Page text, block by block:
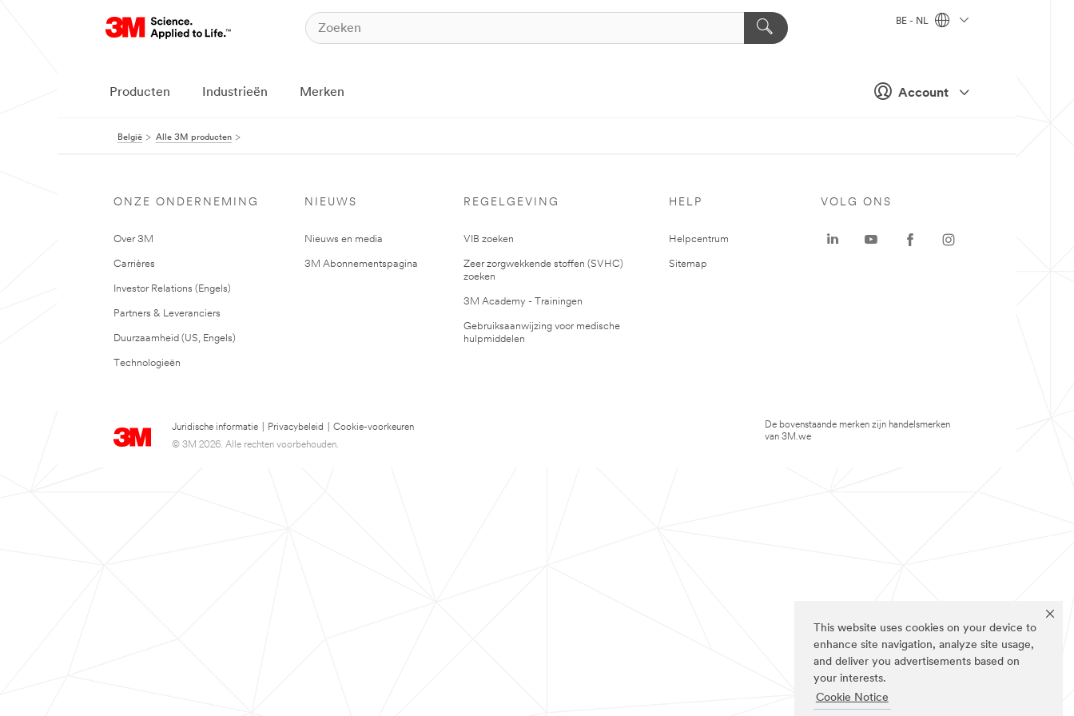
This website uses cookies on your device to
enhance site navigation, analyze site usage,
and deliver you advertisements based on
your interests.
Cookie Notice
Account
BE - NL
Producten Industrieën Merken
België Alle 3M producten
ONZE ONDERNEMING
Over 3M
Carrières
Investor Relations (Engels)
Partners & Leveranciers
Duurzaamheid (US, Engels)
Technologieën
NIEUWS
Nieuws en media
3M Abonnementspagina
REGELGEVING
VIB zoeken
Zeer zorgwekkende stoffen (SVHC)
zoeken
3M Academy - Trainingen
Gebruiksaanwijzing voor medische
hulpmiddelen
HELP
Helpcentrum
Sitemap
Juridische informatie Privacybeleid
Cookie-voorkeuren
© 3M 2026. Alle rechten voorbehouden.
VOLG ONS
De bovenstaande merken zijn handelsmerken
van 3M.we